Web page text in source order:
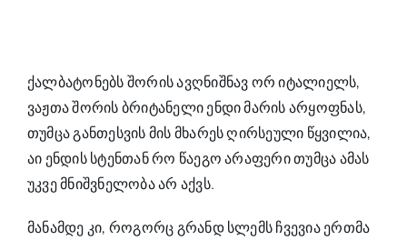
ქალბატონებს შორის ავღნიშნავ ორ იტალიელს,
ვაჟთა შორის ბრიტანელი ენდი მარის არყოფნას,
თუმცა განთესვის მის მხარეს ღირსეული წყვილია,
აი ენდის სტენთან რო წაეგო არაფერი თუმცა ამას
უკვე მნიშვნელობა არ აქვს.
მანამდე კი, როგორც გრანდ სლემს ჩვევია ერთმა